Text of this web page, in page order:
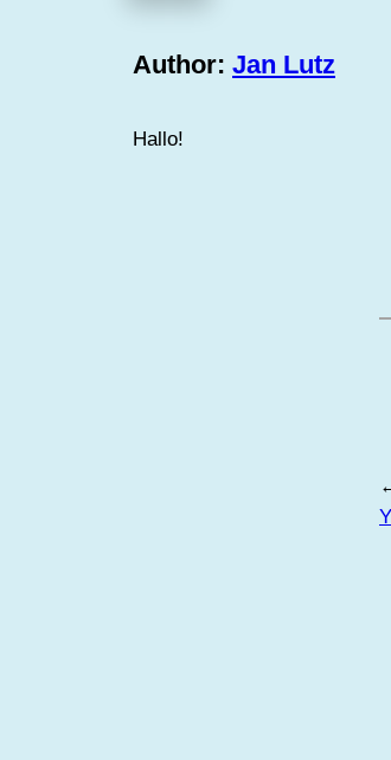
Author: Jan Lutz
Hallo!